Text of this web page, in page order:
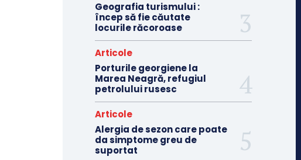
Geografia turismului :
încep să fie căutate
locurile răcoroase
Articole
Porturile georgiene la
Marea Neagră, refugiul
petrolului rusesc
Articole
Alergia de sezon care poate
da simptome greu de
suportat